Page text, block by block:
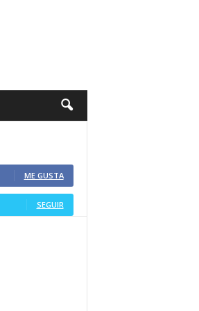
ME GUSTA
SEGUIR